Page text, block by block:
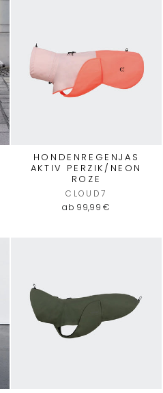
HONDENREGENJAS
AKTIV PERZIK/NEON
ROZE
CLOUD7
ab 99,99 €